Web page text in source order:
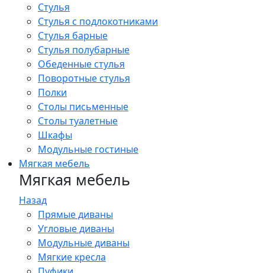
Стулья
Стулья с подлокотниками
Стулья барные
Стулья полубарные
Обеденные стулья
Поворотные стулья
Полки
Столы письменные
Столы туалетные
Шкафы
Модульные гостиные
Мягкая мебель
Мягкая мебель
Назад
Прямые диваны
Угловые диваны
Модульные диваны
Мягкие кресла